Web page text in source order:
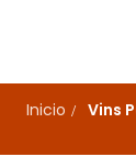
principal
Inicio
Vins